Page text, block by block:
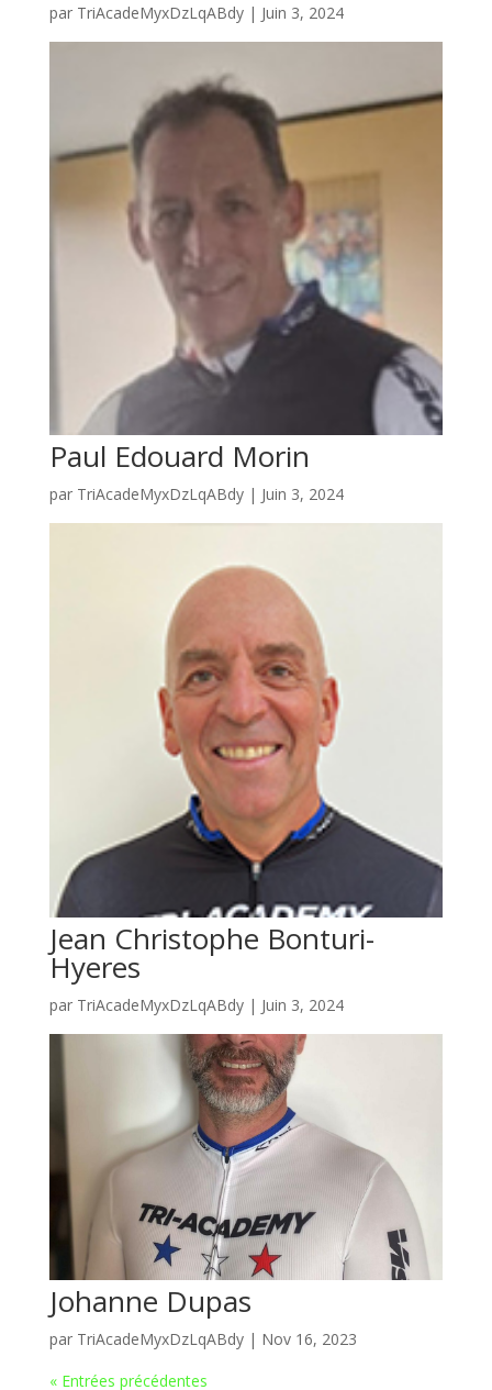
par TriAcadeMyxDzLqABdy| Juin 3, 2024
Paul Edouard Morin
par TriAcadeMyxDzLqABdy| Juin 3, 2024
Jean Christophe Bonturi-
Hyeres
par TriAcadeMyxDzLqABdy| Juin 3, 2024
Johanne Dupas
par TriAcadeMyxDzLqABdy| Nov 16, 2023
« Entrées précédentes